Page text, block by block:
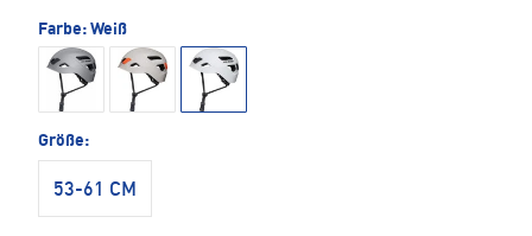
Farbe: Weiß
Größe:
53-61 CM